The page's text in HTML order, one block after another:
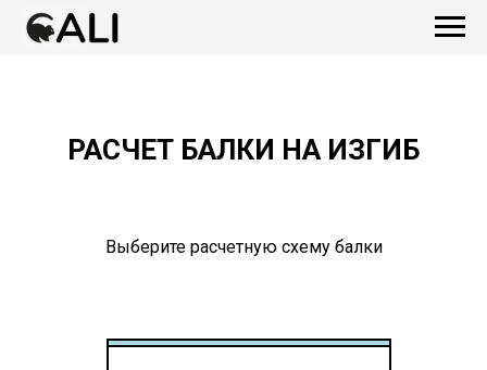
РАСЧЕТ БАЛКИ НА ИЗГИБ
Выберите расчетную схему балки